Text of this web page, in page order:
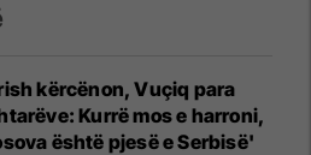
kërcënon, Vuçiq para
Kurrë mos e harroni,
është pjesë e Serbisë'